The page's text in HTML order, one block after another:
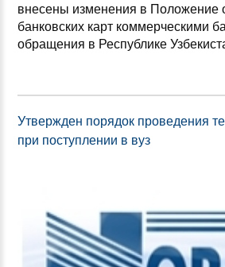
внесены изменения в Положение
банковских карт коммерческими
обращения в Республике
Утвержден порядок проведения
при поступлении в вуз